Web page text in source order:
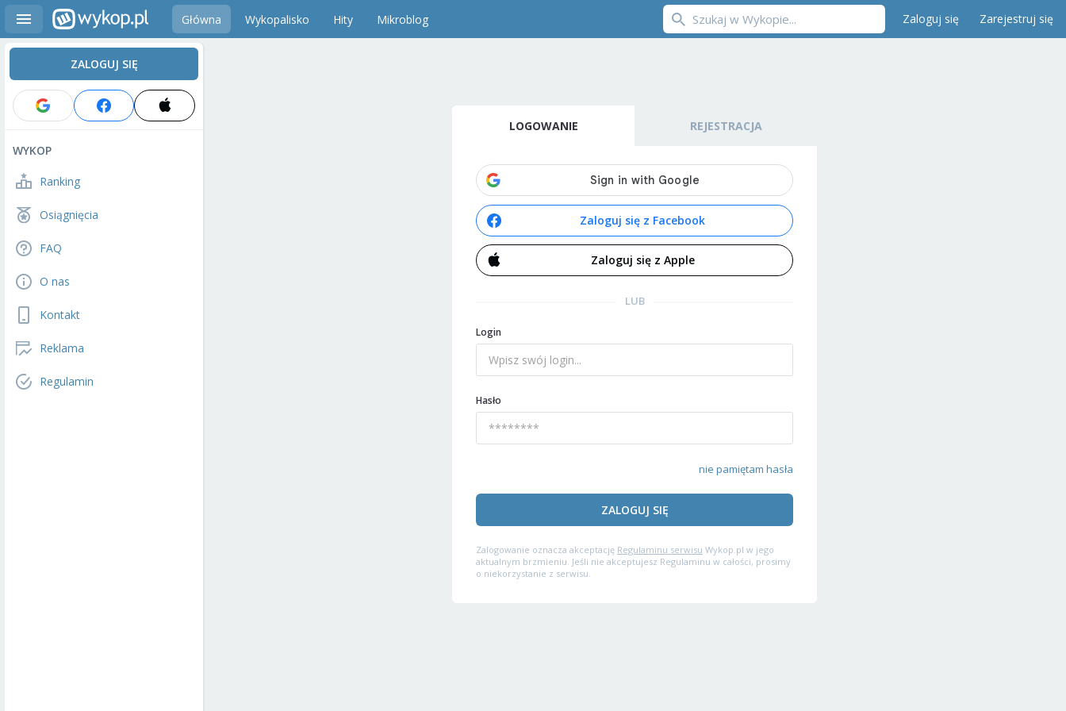
Główna Wykopalisko Hity Mikroblog Zaloguj się Zarejestruj się
ZALOGUJ SIĘ
WYKOP
Ranking
Osiągnięcia
FAQ
O nas
Kontakt
Reklama
Regulamin
LOGOWANIE REJESTRACJA
Zaloguj się z Facebook
Zaloguj się z Apple
LUB
Login
Hasło
nie pamiętam hasła
ZALOGUJ SIĘ
Zalogowanie oznacza akceptację Regulaminu serwisu Wykop.pl w jego
aktualnym brzmieniu. Jeśli nie akceptujesz Regulaminu w całości, prosimy
o niekorzystanie z serwisu.